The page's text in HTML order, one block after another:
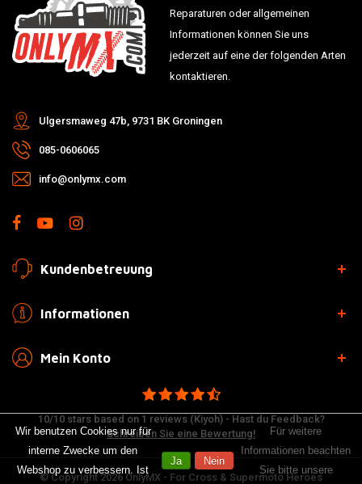
Reparaturen oder allgemeinen
Informationen können Sie uns
jederzeit auf eine der folgenden Arten
kontaktieren.
Ulgersmaweg 47b, 9731 BK Groningen
085-0606065
info@onlymx.com
Kundenbetreuung
Informationen
Mein Konto
10/10 stars based on 1 reviews (Kiyoh) - Hast du Feedback?
Schreiben Sie eine Bewertung!
© Copyright 2026 OnlyMX - For Cross & Supermoto Heroes
Wir benutzen Cookies nur für
interne Zwecke um den
Webshop zu verbessern. Ist
Ja Nein
Für weitere
Informationen beachten
Sie bitte unsere